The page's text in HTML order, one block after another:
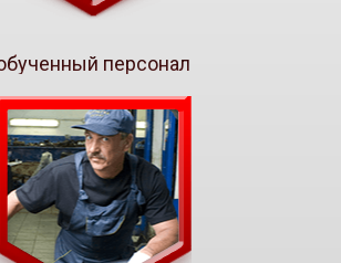
персонал